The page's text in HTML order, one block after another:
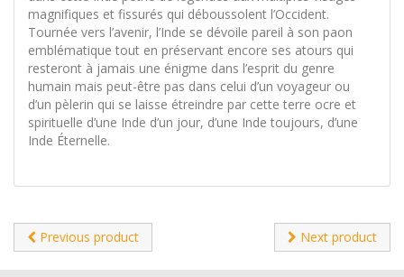
magnifiques et fissurés qui déboussolent l’Occident.
Tournée vers l’avenir, l’Inde se dévoile pareil à son paon
emblématique tout en préservant encore ses atours qui
resteront à jamais une énigme dans l’esprit du genre
humain mais peut-être pas dans celui d’un voyageur ou
d’un pèlerin qui se laisse étreindre par cette terre ocre et
spirituelle d’une Inde d’un jour, d’une Inde toujours, d’une
Inde Éternelle.
Previous product Next product